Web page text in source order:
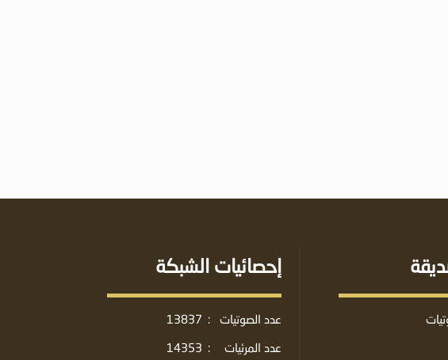
إحصائيات الشبكة
عدد الصوتيات :
13837
عدد المرئيات
:
14353